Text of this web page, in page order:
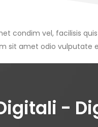
condim vel, facilisis
sit amet odio
-